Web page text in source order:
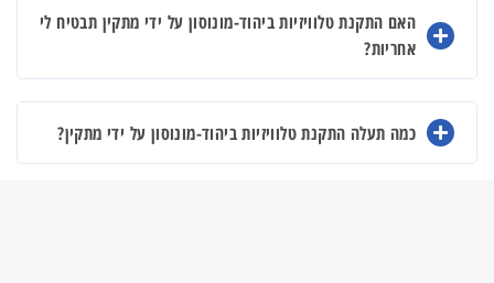
האם התקנת טלוויזיות ביהוד-מונוסון על ידי מתקין תבטיח לי
אחריות?
כמה תעלה התקנת טלוויזיות ביהוד-מונוסון על ידי מתקין?